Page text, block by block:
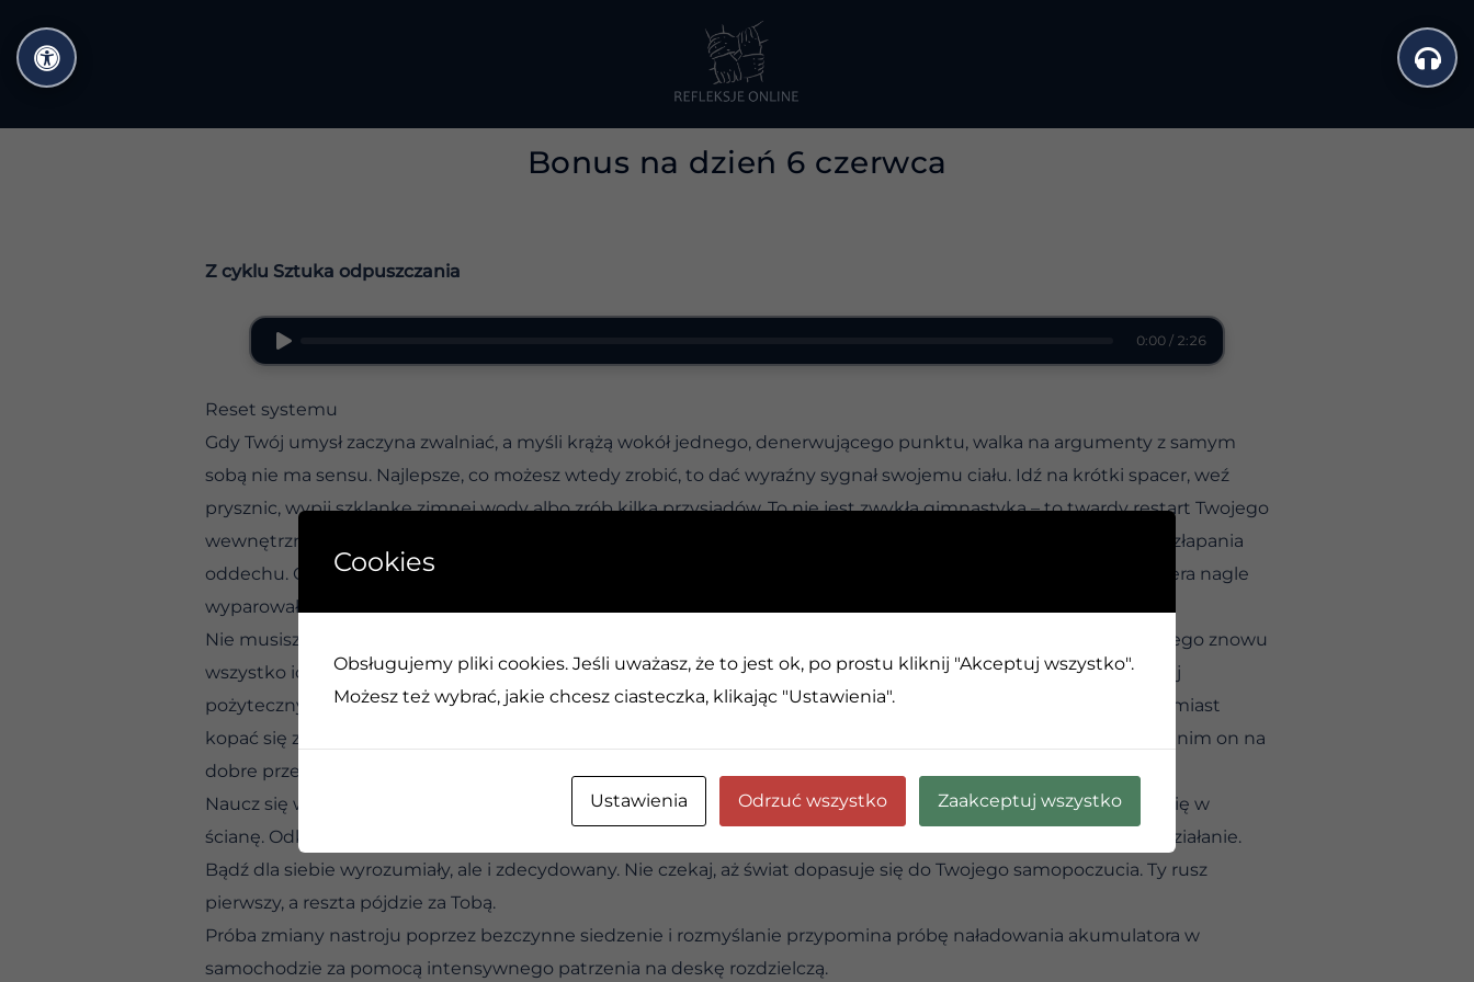
do
treści
Bonus na dzień 6 czerwca
Z cyklu Sztuka odpuszczania
0:00 / 2:26
Reset systemu
Gdy Twój umysł zaczyna zwalniać, a myśli krążą wokół jednego, denerwującego punktu, walka na argumenty z samym
sobą nie ma sensu. Najlepsze, co możesz wtedy zrobić, to dać wyraźny sygnał swojemu ciału. Idź na krótki spacer, weź
prysznic, wypij szklankę zimnej wody albo zrób kilka przysiadów. To nie jest zwykła gimnastyka – to twardy restart Twojego
wewnętrznego systemu. Twoje ciało zazwyczaj wie o wiele szybciej niż głowa, że potrzebuje zmiany otoczenia i złapania
oddechu. Czasami wystarczy rozciągnąć ramiona albo opowiedzieć komuś kiepski żart, by gęsta, ciężka atmosfera nagle
wyparowała z pokoju.
Nie musisz być darmowym zakładnikiem swojego złego nastroju. Zamiast z uporem maniaka analizować, dlaczego znowu
wszystko idzie jak po grudzie, zmień pozycję. Umiejętność szybkiego przestawienia uwagi to jedna z najbardziej
pożytecznych technik przetrwania, jakie możesz opanować. Kiedy czujesz, że utknąłeś w martwym punkcie, zamiast
kopać się z koniem i na siłę zmieniać sytuację na zewnątrz, zajmij się swoją własną energią. Przełam schemat, zanim on na
dobre przełamie Ciebie.
Naucz się w porę łapać ten moment, w którym Twoja produktywność zamienia się w bezmyślne wpatrywanie się w
ścianę. Odkryj swoje prywatne sposoby na złapanie świeżego spojrzenia – od drobnych gestów po konkretne działanie.
Bądź dla siebie wyrozumiały, ale i zdecydowany. Nie czekaj, aż świat dopasuje się do Twojego samopoczucia. Ty rusz
pierwszy, a reszta pójdzie za Tobą.
Próba zmiany nastroju poprzez bezczynne siedzenie i rozmyślanie przypomina próbę naładowania akumulatora w
samochodzie za pomocą intensywnego patrzenia na deskę rozdzielczą.
Cookies
Obsługujemy pliki cookies. Jeśli uważasz, że to jest ok, po prostu kliknij "Akceptuj wszystko".
Możesz też wybrać, jakie chcesz ciasteczka, klikając "Ustawienia".
Ustawienia Odrzuć wszystko Zaakceptuj wszystko